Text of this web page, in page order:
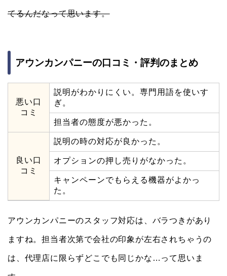
てるんだなって思います。
アウンカンパニーの口コミ・評判のまとめ
悪い口
コミ
説明がわかりにくい。専門用語を使いす
ぎ。
担当者の態度が悪かった。
良い口
コミ
説明の時の対応が良かった。
オプションの押し売りがなかった。
キャンペーンでもらえる機器がよかっ
た。
アウンカンパニーのスタッフ対応は、バラつきがあり
ますね。担当者次第で会社の印象が左右されちゃうの
は、代理店に限らずどこでも同じかな…って思いま